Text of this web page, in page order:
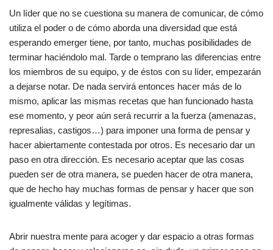
Un líder que no se cuestiona su manera de comunicar, de cómo
utiliza el poder o de cómo aborda una diversidad que está
esperando emerger tiene, por tanto, muchas posibilidades de
terminar haciéndolo mal. Tarde o temprano las diferencias entre
los miembros de su equipo, y de éstos con su líder, empezarán
a dejarse notar. De nada servirá entonces hacer más de lo
mismo, aplicar las mismas recetas que han funcionado hasta
ese momento, y peor aún será recurrir a la fuerza (amenazas,
represalias, castigos…) para imponer una forma de pensar y
hacer abiertamente contestada por otros. Es necesario dar un
paso en otra dirección. Es necesario aceptar que las cosas
pueden ser de otra manera, se pueden hacer de otra manera,
que de hecho hay muchas formas de pensar y hacer que son
igualmente válidas y legítimas.
Abrir nuestra mente para acoger y dar espacio a otras formas